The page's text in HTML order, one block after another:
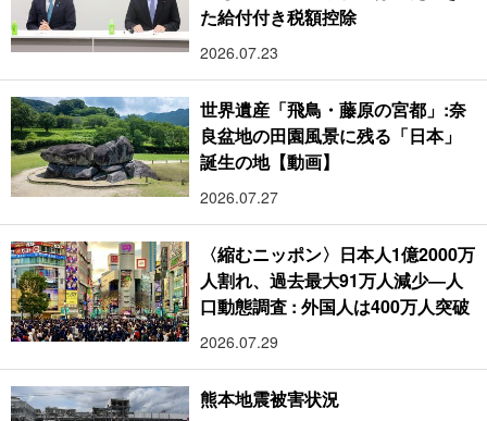
た給付付き税額控除
2026.07.23
世界遺産「飛鳥・藤原の宮都」:奈
良盆地の田園風景に残る「日本」
誕生の地【動画】
2026.07.27
〈縮むニッポン〉日本人1億2000万
人割れ、過去最大91万人減少―人
口動態調査 : 外国人は400万人突破
2026.07.29
熊本地震被害状況